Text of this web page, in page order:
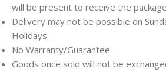
will be present to receive the
Delivery may not be possible on
Holidays.
No Warranty/Guarantee.
Goods once sold will not be